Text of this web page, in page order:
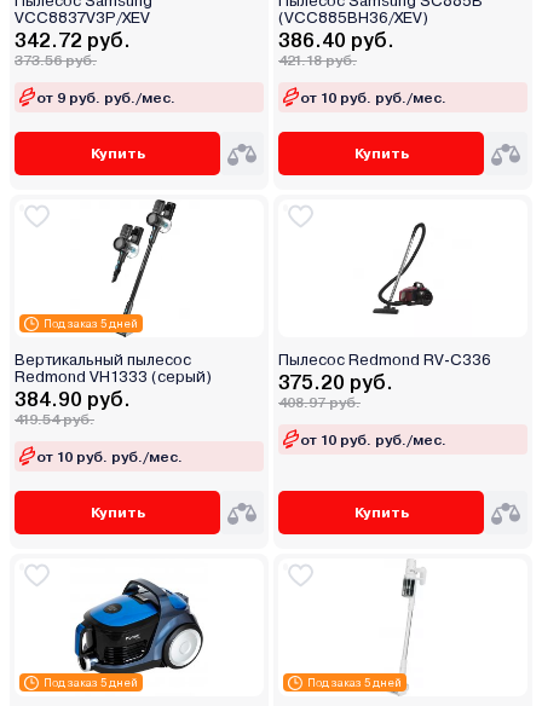
VCC8837V3P/XEV
342.72 руб.
373.56 руб.
от 9 руб. руб./мес.
Купить
(VCC885BH36/XEV)
386.40 руб.
421.18 руб.
от 10 руб. руб./мес.
Купить
Под заказ 5 дней
Вертикальный пылесос
Redmond VH1333 (cерый)
384.90 руб.
419.54 руб.
от 10 руб. руб./мес.
Купить
Пылесос Redmond RV-C336
375.20 руб.
408.97 руб.
от 10 руб. руб./мес.
Купить
Под заказ 5 дней Под заказ 5 дней